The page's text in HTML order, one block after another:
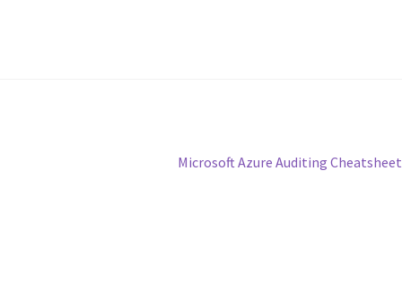
Bài
Microsoft Azure Auditing Cheatsheet